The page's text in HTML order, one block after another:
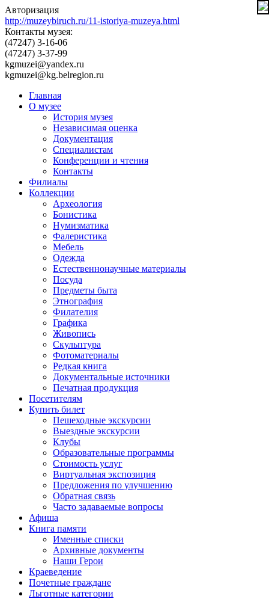
Авторизация
http://muzeybiruch.ru/11-istoriya-muzeya.html
Контакты музея:
(47247) 3-16-06
(47247) 3-37-99
kgmuzei@yandex.ru
kgmuzei@kg.belregion.ru
Главная
О музее
История музея
Независимая оценка
Документация
Специалистам
Конференции и чтения
Контакты
Филиалы
Коллекции
Археология
Бонистика
Нумизматика
Фалеристика
Мебель
Одежда
Естественнонаучные материалы
Посуда
Предметы быта
Этнография
Филателия
Графика
Живопись
Скульптура
Фотоматериалы
Редкая книга
Документальные источники
Печатная продукция
Посетителям
Купить билет
Пешеходные экскурсии
Выездные экскурсии
Клубы
Образовательные программы
Стоимость услуг
Виртуальная экспозиция
Предложения по улучшению
Обратная связь
Часто задаваемые вопросы
Афиша
Книга памяти
Именные списки
Архивные документы
Наши Герои
Краеведение
Почетные граждане
Льготные категории